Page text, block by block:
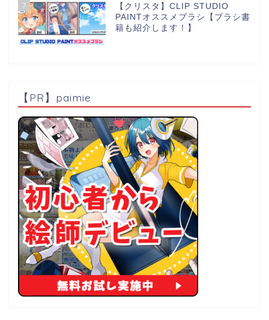
7
【クリスタ】CLIP STUDIO
PAINTオススメブラシ【ブラシ書
籍も紹介します！】
【PR】paimie